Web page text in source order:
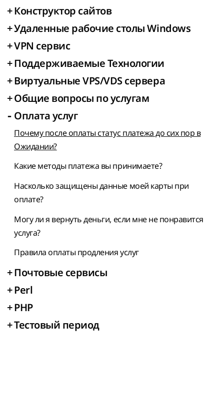
+Конструктор сайтов
+Удаленные рабочие столы Windows
+VPN сервис
+Поддерживаемые Технологии
+Виртуальные VPS/VDS сервера
+Общие вопросы по услугам
- Оплата услуг
Почему после оплаты статус платежа до сих пор в
Ожидании?
Какие методы платежа вы принимаете?
Насколько защищены данные моей карты при
оплате?
Могу ли я вернуть деньги, если мне не понравится
услуга?
Правила оплаты продления услуг
+Почтовые сервисы
+Perl
+PHP
+Тестовый период